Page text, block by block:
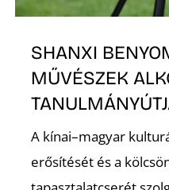
SHANXI
MŰVÉSZEK
A kínai–magyar
erősítését és a